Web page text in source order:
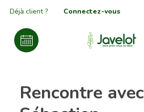
Déjà client ? Connectez-vous
Rencontre avec